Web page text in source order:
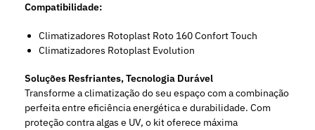
Compatibilidade:
Climatizadores Rotoplast Roto 160 Confort Touch
Climatizadores Rotoplast Evolution
Soluções Resfriantes, Tecnologia Durável
Transforme a climatização do seu espaço com a combinação
perfeita entre eficiência energética e durabilidade. Com
proteção contra algas e UV, o kit oferece máxima